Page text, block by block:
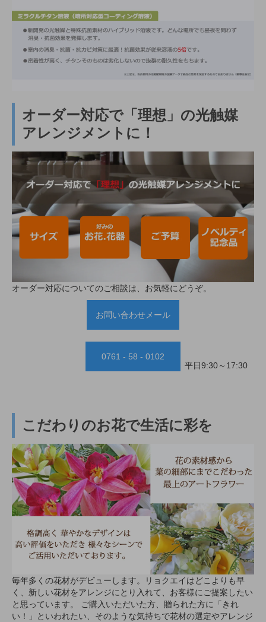
オーダー対応で「理想」の光触媒
アレンジメントに！
オーダー対応についてのご相談は、お気軽にどうぞ。
お問い合わせメール
0761 - 58 - 0102
平日9:30～17:30
こだわりのお花で生活に彩を
毎年多くの花材がデビューします。リョクエイはどこよりも早
く、新しい花材をアレンジにとり入れて、お客様にご提案したい
と思っています。 ご購入いただいた方、贈られた方に「きれ
い！」といわれたい、そのような気持ちで花材の選定やアレンジ